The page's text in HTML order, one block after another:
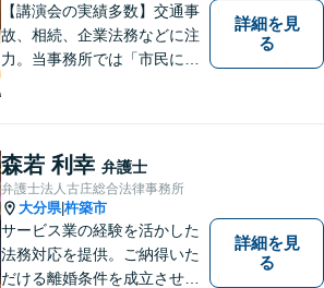
【講演会の実績多数】交通事
故、相続、企業法務などに注
力。当事務所では「市民に力
さまが前向きに人生を歩んで
いけるよう、全力でサポート
します。お気軽にご相談くだ
さい【休日面談可】【完全個
室】
詳細を見
る
森若 利幸 弁護士
弁護士法人古庄総合法律事務所
大分県|杵築市
サービス業の経験を活かした
法務対応を提供。ご納得いた
だける離婚条件を成立させる
詳細を見
る